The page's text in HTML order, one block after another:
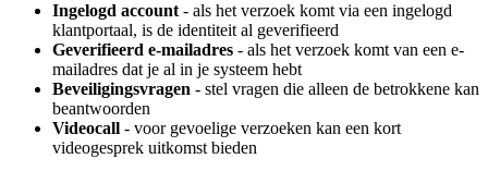
Ingelogd account - als het verzoek komt via een ingelogd
klantportaal, is de identiteit al geverifieerd
Geverifieerd e-mailadres - als het verzoek komt van een e-
mailadres dat je al in je systeem hebt
Beveiligingsvragen - stel vragen die alleen de betrokkene kan
beantwoorden
Videocall - voor gevoelige verzoeken kan een kort
videogesprek uitkomst bieden